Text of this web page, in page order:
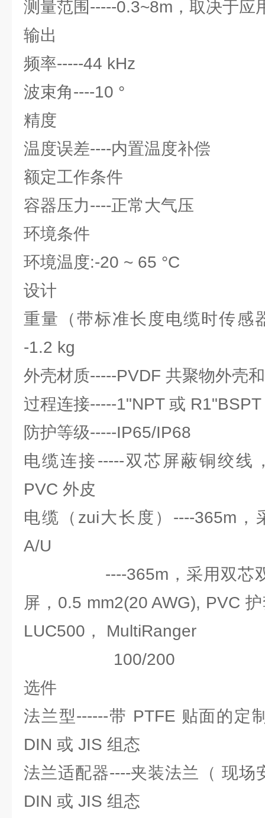
测量范围-----0.3~8m，取决于应
输出
频率-----44 kHz
波束角----10 °
精度
温度误差----内置温度补偿
额定工作条件
容器压力----正常大气压
环境条件
环境温度:-20 ~ 65 °C
设计
重量（带标准长度电缆时传感
-1.2 kg
外壳材质-----PVDF 共聚物外壳
过程连接-----1"NPT 或 R1"BSPT
防护等级-----IP65/IP68
电缆连接-----双芯屏蔽铜绞线
PVC 外皮
电缆（zui大长度）----365m，
A/U
----365m，采用双芯双
屏，0.5 mm2(20 AWG), PVC
LUC500， MultiRanger
100/200
选件
法兰型------带 PTFE 贴面的定
DIN 或 JIS 组态
法兰适配器----夹装法兰（ 现场
DIN 或 JIS 组态